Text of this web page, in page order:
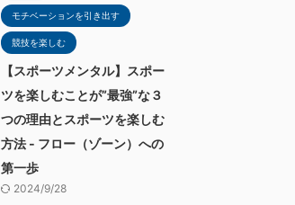
モチベーションを引き出す
競技を楽しむ
【スポーツメンタル】スポー
ツを楽しむことが”最強”な３
つの理由とスポーツを楽しむ
方法 - フロー（ゾーン）への
第一歩
2024/9/28